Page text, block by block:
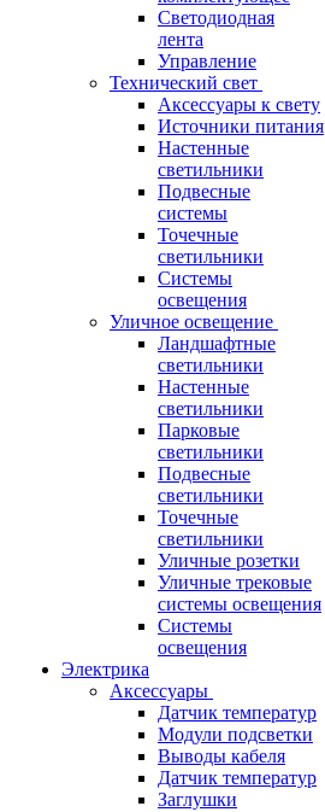
Светодиодная
лента
Управление
Технический свет
Аксессуары к свету
Источники питания
Настенные
светильники
Подвесные
системы
Точечные
светильники
Системы
освещения
Уличное освещение
Ландшафтные
светильники
Настенные
светильники
Парковые
светильники
Подвесные
светильники
Точечные
светильники
Уличные розетки
Уличные трековые
системы освещения
Системы
освещения
Электрика
Аксессуары
Датчик температур
Модули подсветки
Выводы кабеля
Датчик температур
Заглушки